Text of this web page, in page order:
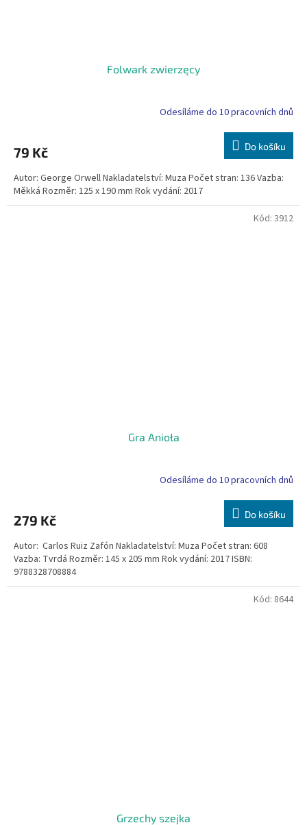
Folwark zwierzęcy
Odesíláme do 10 pracovních dnů
79 Kč Do košíku
Autor: George Orwell Nakladatelství: Muza Počet stran: 136 Vazba:
Měkká Rozměr: 125 x 190 mm Rok vydání: 2017
Gra Anioła
Odesíláme do 10 pracovních dnů
279 Kč Do košíku
Autor: Carlos Ruiz Zafón Nakladatelství: Muza Počet stran: 608
Vazba: Tvrdá Rozměr: 145 x 205 mm Rok vydání: 2017 ISBN:
9788328708884
Kód: 3912
Grzechy szejka
Kód: 8644